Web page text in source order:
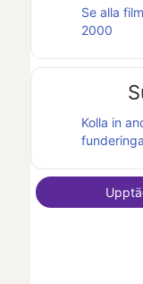
Se alla
2000
Kolla in